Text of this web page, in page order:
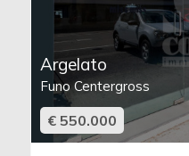
Argelato
Funo Centergross
€ 550.000